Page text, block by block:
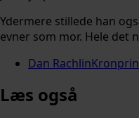
Ydermere stillede han
evner som mor. Hele det
Dan Rachlin
Læs også